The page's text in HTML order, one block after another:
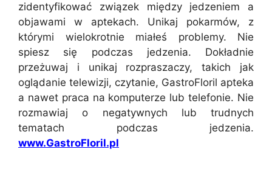
zidentyfikować związek między jedzeniem a
objawami w aptekach. Unikaj pokarmów, z
którymi wielokrotnie miałeś problemy. Nie
spiesz się podczas jedzenia. Dokładnie
przeżuwaj i unikaj rozpraszaczy, takich jak
oglądanie telewizji, czytanie, GastroFloril apteka
a nawet praca na komputerze lub telefonie. Nie
rozmawiaj o negatywnych lub trudnych
tematach podczas jedzenia.
www.GastroFloril.pl